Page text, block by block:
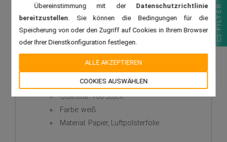
Luftpolsterumschläge
100 Luftpolster-Versandtaschen weiß 240x350 mm
F16 EKO TAP Comebag®
Außenabmessungen, mm: 240 x 350
Innenmaß, mm: 220 x 340
Quantität: 100 Stück
Farbe: weiß
Material: Papier, Luftpolsterfolie
Übereinstimmung mit der Datenschutzrichtlinie
bereitzustellen. Sie können die Bedingungen für die
Speicherung von oder den Zugriff auf Cookies in Ihrem Browser
oder Ihrer Dienstkonfiguration festlegen.
COOKIES AUSWÄHLEN
ALLE AKZEPTIEREN
FILTER